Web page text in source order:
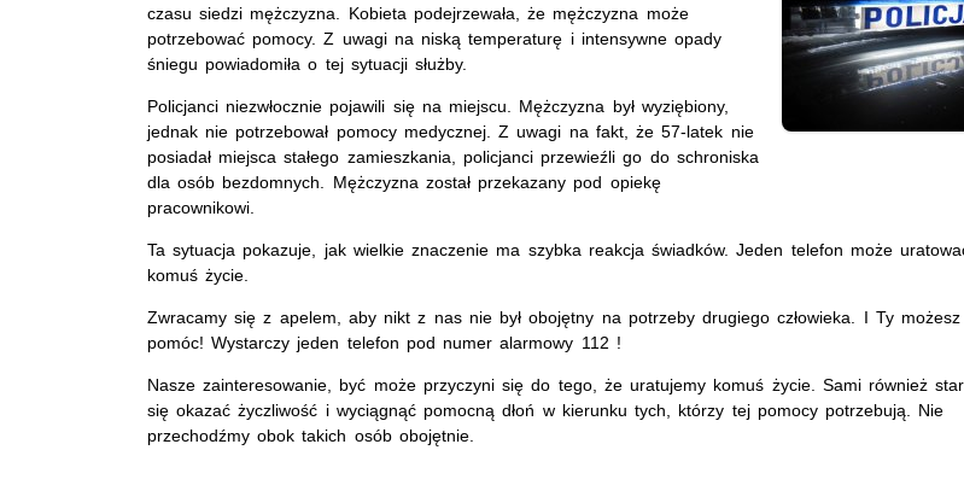
czasu siedzi mężczyzna. Kobieta podejrzewała, że mężczyzna może
potrzebować pomocy. Z uwagi na niską temperaturę i intensywne opady
śniegu powiadomiła o tej sytuacji służby.
Policjanci niezwłocznie pojawili się na miejscu. Mężczyzna był wyziębiony,
jednak nie potrzebował pomocy medycznej. Z uwagi na fakt, że 57-latek nie
posiadał miejsca stałego zamieszkania, policjanci przewieźli go do schroniska
dla osób bezdomnych. Mężczyzna został przekazany pod opiekę
pracownikowi.
Ta sytuacja pokazuje, jak wielkie znaczenie ma szybka reakcja świadków. Jeden telefon może
komuś życie.
Zwracamy się z apelem, aby nikt z nas nie był obojętny na potrzeby drugiego człowieka. I Ty możesz
pomóc! Wystarczy jeden telefon pod numer alarmowy 112 !
Nasze zainteresowanie, być może przyczyni się do tego, że uratujemy komuś życie. Sami również
się okazać życzliwość i wyciągnąć pomocną dłoń w kierunku tych, którzy tej pomocy potrzebują. Nie
przechodźmy obok takich osób obojętnie.